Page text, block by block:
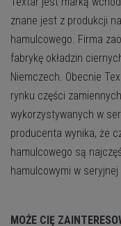
znane jest z produkcji
hamulcowego. Firma
fabrykę okładzin
Niemczech. Obecnie
rynku części
wykorzystywanych w
producenta wynika, że
hamulcowego są
hamulcowymi w
MOŻE CIĘ